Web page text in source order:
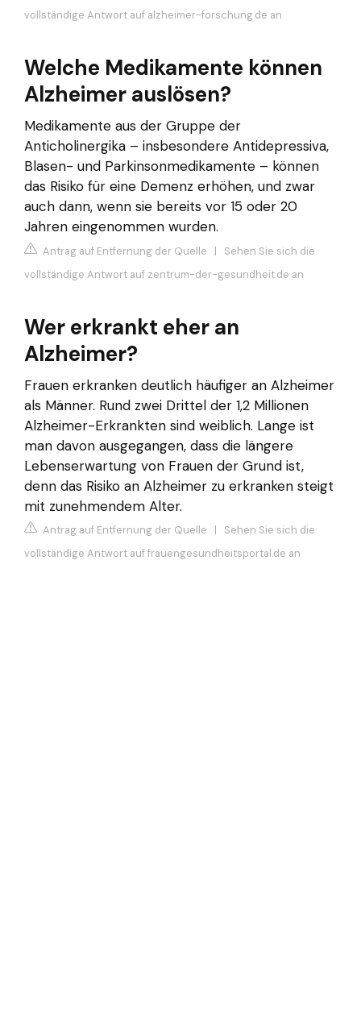
vollständige Antwort auf alzheimer-forschung.de an
Welche Medikamente können
Alzheimer auslösen?
Medikamente aus der Gruppe der
Anticholinergika – insbesondere Antidepressiva,
Blasen- und Parkinsonmedikamente – können
das Risiko für eine Demenz erhöhen, und zwar
auch dann, wenn sie bereits vor 15 oder 20
Jahren eingenommen wurden.
Antrag auf Entfernung der Quelle | Sehen Sie sich die
vollständige Antwort auf zentrum-der-gesundheit.de an
Wer erkrankt eher an
Alzheimer?
Frauen erkranken deutlich häufiger an Alzheimer
als Männer. Rund zwei Drittel der 1,2 Millionen
Alzheimer-Erkrankten sind weiblich. Lange ist
man davon ausgegangen, dass die längere
Lebenserwartung von Frauen der Grund ist,
denn das Risiko an Alzheimer zu erkranken steigt
mit zunehmendem Alter.
Antrag auf Entfernung der Quelle | Sehen Sie sich die
vollständige Antwort auf frauengesundheitsportal.de an